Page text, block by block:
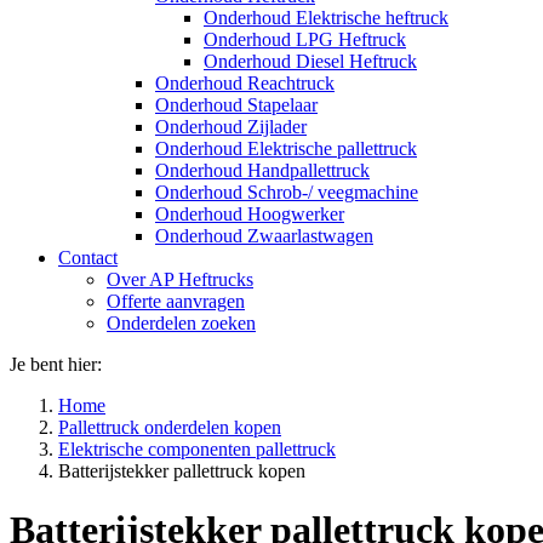
Onderhoud Elektrische heftruck
Onderhoud LPG Heftruck
Onderhoud Diesel Heftruck
Onderhoud Reachtruck
Onderhoud Stapelaar
Onderhoud Zijlader
Onderhoud Elektrische pallettruck
Onderhoud Handpallettruck
Onderhoud Schrob-/ veegmachine
Onderhoud Hoogwerker
Onderhoud Zwaarlastwagen
Contact
Over AP Heftrucks
Offerte aanvragen
Onderdelen zoeken
Je bent hier:
Home
Pallettruck onderdelen kopen
Elektrische componenten pallettruck
Batterijstekker pallettruck kopen
Batterijstekker pallettruck